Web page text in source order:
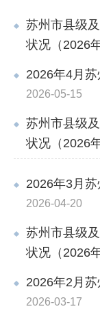
苏州市县级
状况（2026
2026年4月
2026-05-15
苏州市县级
状况（2026
2026年3月
2026-04-20
苏州市县级
状况（2026
2026年2月
2026-03-17